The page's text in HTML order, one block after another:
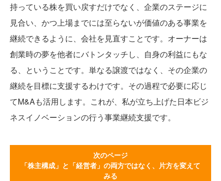
持っている株を買い戻すだけでなく、企業のステージに
見合い、かつ上場までには至らないが価値のある事業を
継続できるように、会社を見直すことです。オーナーは
創業時の夢を他者にバトンタッチし、自身の利益にもな
る、ということです。単なる譲渡ではなく、その企業の
継続を目標に支援するわけです。その過程で必要に応じ
てM&Aも活用します。これが、私が立ち上げた日本ビジ
ネスイノベーションの行う事業継続支援です。
次のページ
「株主構成」と「経営者」の両方ではなく、片方を変えて
みる